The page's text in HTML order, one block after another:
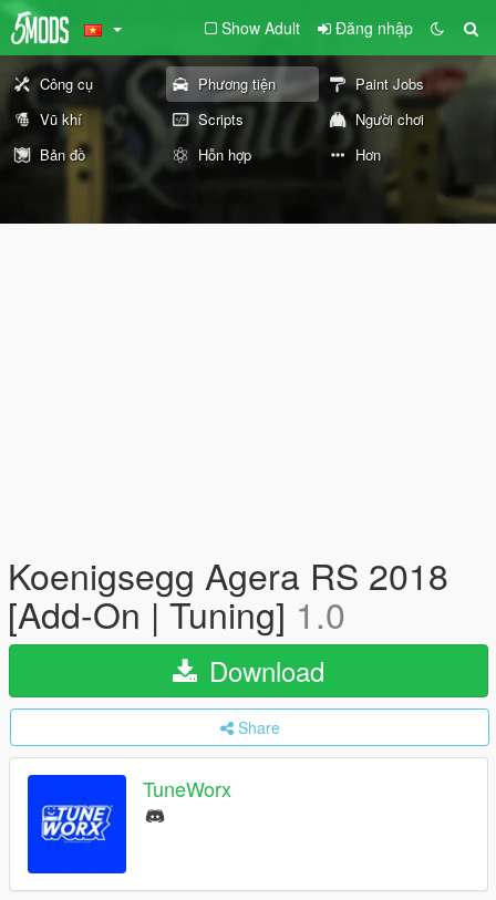
Show Adult Đăng nhập
Công cụ Phương tiện
Paint Jobs
Vũ khí
Scripts
Người chơi
Bản đồ
Hỗn hợp Hơn
Koenigsegg Agera RS 2018
[Add-On | Tuning] 1.0
Download
Share
TuneWorx